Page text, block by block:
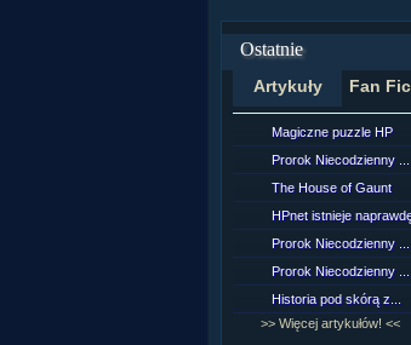
Ostatnie
Artykuły Fan
Magiczne puzzle HP
Prorok Niecodzienny ...
The House of Gaunt
HPnet istnieje
Prorok Niecodzienny ...
Prorok Niecodzienny ...
Historia pod skórą z...
>> Więcej artykułów! <<